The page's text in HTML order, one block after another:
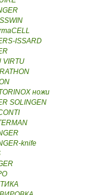
ISSARD
VIRTU
ножи
SOLINGEN
knife